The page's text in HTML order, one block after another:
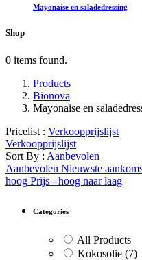
Mayonaise en saladedressing
Shop
0 items found.
Products
Bionova
Mayonaise en
Pricelist : Verkoopprijslijst
Verkoopprijslijst
Sort By : Aanbevolen
Aanbevolen Nieuwste
hoog Prijs - hoog naar laag
Categories
All Products
Kokosolie (7)